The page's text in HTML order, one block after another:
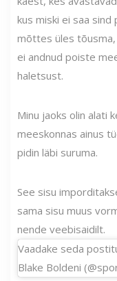
kus miski ei saa
mõttes üles tõusma,
ei andnud poiste
haletsust.
Minu jaoks olin alati
meeskonnas ainus
pidin läbi suruma.
See sisu
sama sisu muus
nende veebisaidilt.
Vaadake seda
Blake Boldeni